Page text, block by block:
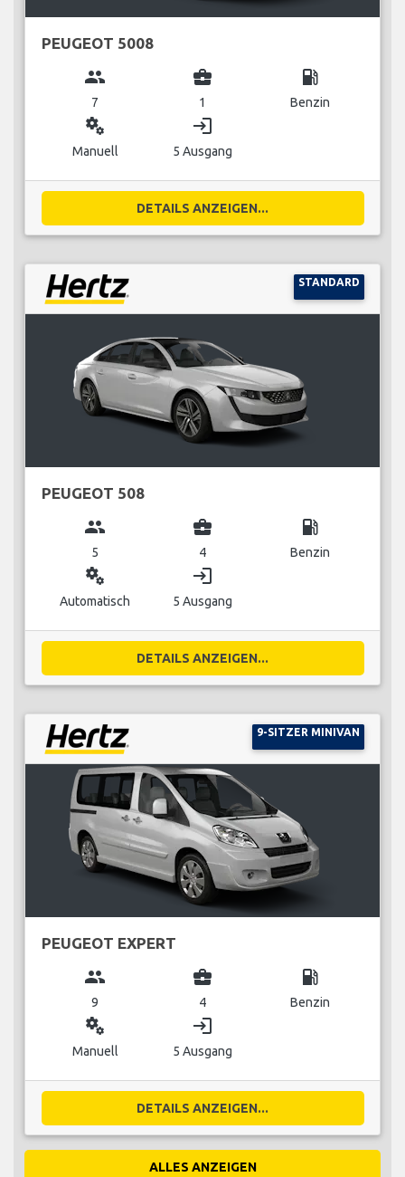
PEUGEOT 5008
group
7
business_center
1
local_gas_station
Benzin
miscellaneous_services
Manuell
login
5 Ausgang
DETAILS ANZEIGEN...
STANDARD
PEUGEOT 508
group
5
business_center
4
local_gas_station
Benzin
miscellaneous_services
Automatisch
login
5 Ausgang
DETAILS ANZEIGEN...
9-SITZER MINIVAN
PEUGEOT EXPERT
group
9
business_center
4
local_gas_station
Benzin
miscellaneous_services
Manuell
login
5 Ausgang
DETAILS ANZEIGEN...
ALLES ANZEIGEN